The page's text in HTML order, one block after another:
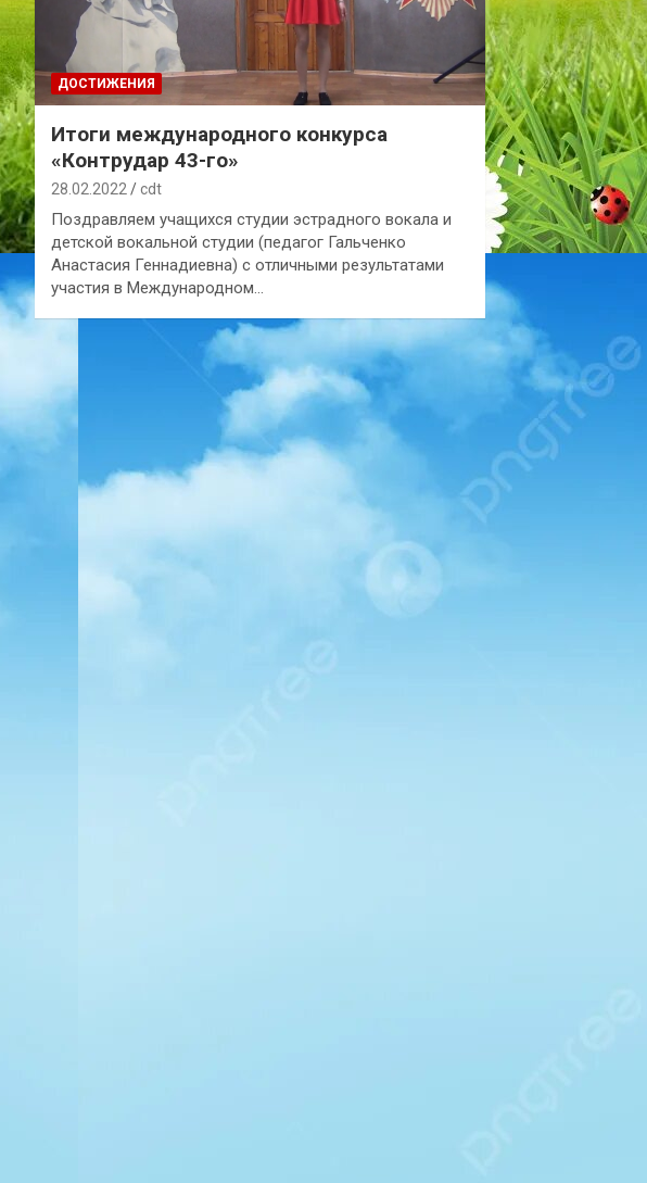
ДОСТИЖЕНИЯ
Итоги международного конкурса
«Контрудар 43-го»
28.02.2022 cdt
Поздравляем учащихся студии эстрадного вокала и
детской вокальной студии (педагог Гальченко
Анастасия Геннадиевна) с отличными результатами
участия в Международном…